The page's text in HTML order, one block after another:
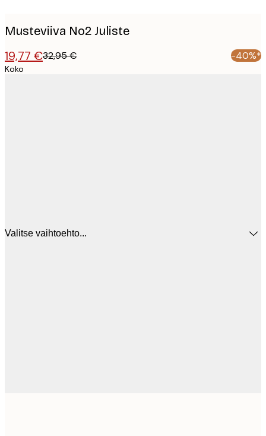
Musteviiva No2 Juliste
19,77 €32,95 € -40%*
Koko
Valitse vaihtoehto...